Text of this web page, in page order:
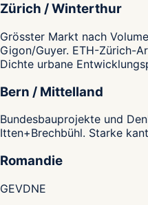
Zürich / Winterthur
Grösster Markt nach
Gigon/Guyer. ETH-Zürich-
Dichte urbane
Bern / Mittelland
Bundesbauprojekte und
Itten+Brechbühl. Starke
Romandie
GEVDNE